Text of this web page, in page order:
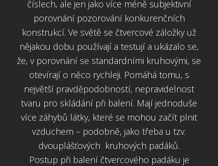
číslech, ale jen jako více méně subjektivní
porovnání pozorování konkurenčních
konstrukcí. Ve světě se čtvercové záložky už
nějakou dobu používají a testují a ukázalo se,
že, v porovnání se standardními kruhovými, se
otevírají o něco rychleji. Pomáhá tomu, s
největší pravděpodobností, nepravidelnost
tvaru pro skládání při balení. Mají jednoduše
více záhybů látky, které se mohou začít plnit
vzduchem – podobně, jako třeba u tzv.
dvouplášťových kruhových padáků.
Postup při balení čtvercového padáku je